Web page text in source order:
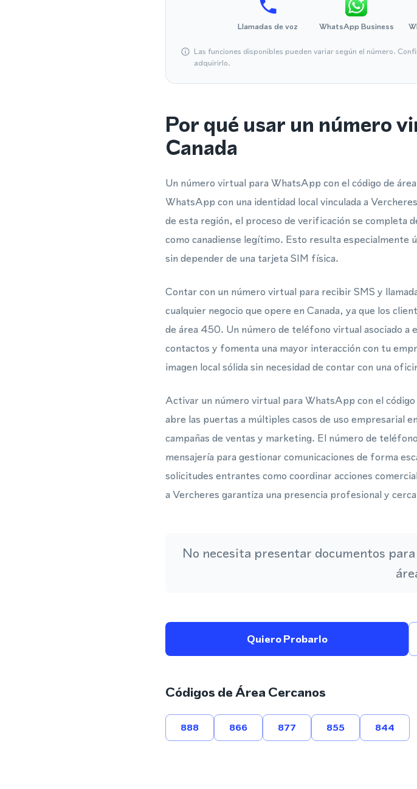
Llamadas de voz WhatsApp Business
Las funciones disponibles pueden variar según el número.
adquirirlo.
Por qué usar un número
Canada
Un número virtual para WhatsApp con el código de
WhatsApp con una identidad local vinculada a
de esta región, el proceso de verificación se completa
como canadiense legítimo. Esto resulta especialmente
sin depender de una tarjeta SIM física.
Contar con un número virtual para recibir SMS y
cualquier negocio que opere en Canada, ya que los
de área 450. Un número de teléfono virtual asociado a
contactos y fomenta una mayor interacción con tu
imagen local sólida sin necesidad de contar con una
Activar un número virtual para WhatsApp con el
abre las puertas a múltiples casos de uso empresarial
campañas de ventas y marketing. El número de
mensajería para gestionar comunicaciones de forma
solicitudes entrantes como coordinar acciones
a Vercheres garantiza una presencia profesional y
No necesita presentar documentos
Quiero Probarlo
Códigos de Área Cercanos
888 866 877 855 844